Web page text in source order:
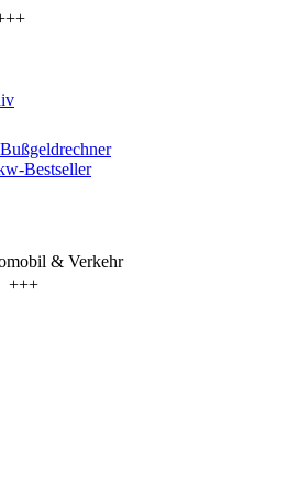
Bußgeldrechner
Bestseller
& Verkehr
+++